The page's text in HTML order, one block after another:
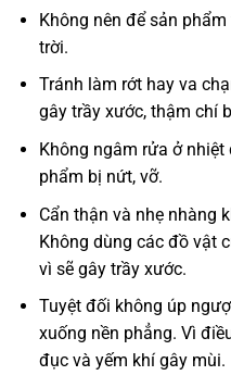
Không nên để sản
trời.
Tránh làm rớt hay va
gây trầy xước, thậm chí
Không ngâm rửa ở
phẩm bị nứt, vỡ.
Cẩn thận và nhẹ nhàng
Không dùng các đồ vật
vì sẽ gây trầy xước.
Tuyệt đối không úp
xuống nền phẳng. Vì
đục và yếm khí gây mùi.